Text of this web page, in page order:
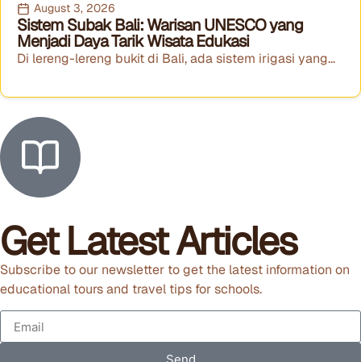
August 3, 2026
Sistem Subak Bali: Warisan UNESCO yang
Menjadi Daya Tarik Wisata Edukasi
Di lereng-lereng bukit di Bali, ada sistem irigasi yang...
Get Latest Articles
Subscribe to our newsletter to get the latest information on
educational tours and travel tips for schools.
Send